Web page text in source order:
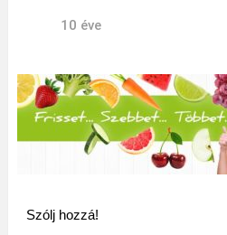
10 éve
Szólj hozzá!